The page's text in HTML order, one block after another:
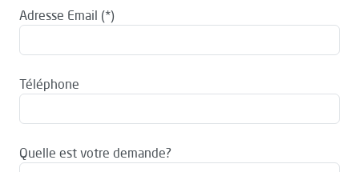
Adresse Email
Téléphone
Quelle est votre demande?